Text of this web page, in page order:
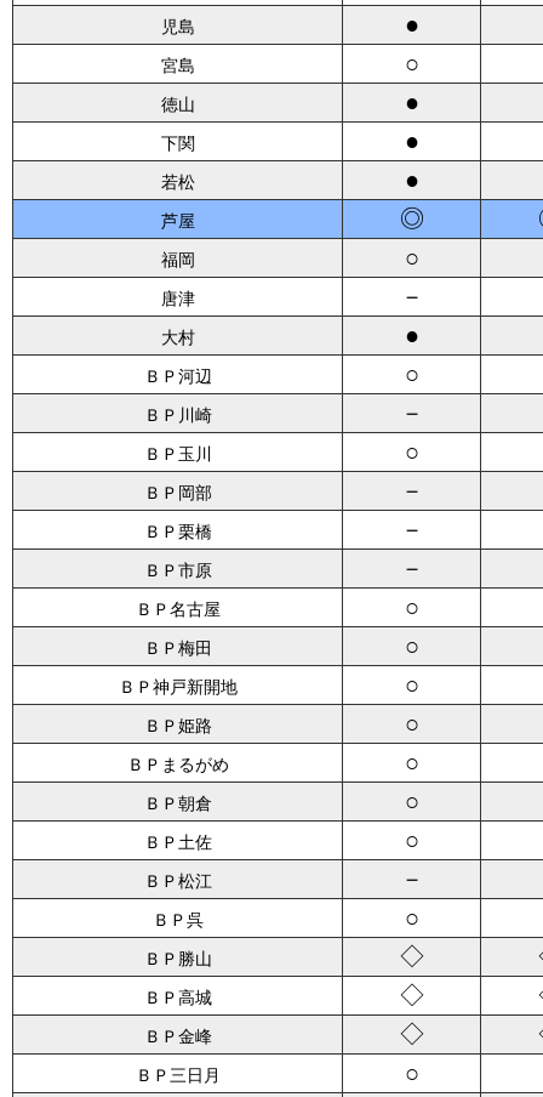
児島 ●
宮島 ○
徳山 ●
下関 ●
若松 ●
芦屋 ◎
福岡 ○
唐津 －
大村 ●
ＢＰ河辺 ○
ＢＰ川崎 －
ＢＰ玉川 ○
ＢＰ岡部 －
ＢＰ栗橋 －
ＢＰ市原 －
ＢＰ名古屋 ○
ＢＰ梅田 ○
ＢＰ神戸新開地 ○
ＢＰ姫路 ○
ＢＰまるがめ ○
ＢＰ朝倉 ○
ＢＰ土佐 ○
ＢＰ松江 －
ＢＰ呉 ○
ＢＰ勝山 ◇
ＢＰ高城 ◇
ＢＰ金峰 ◇
ＢＰ三日月 ○